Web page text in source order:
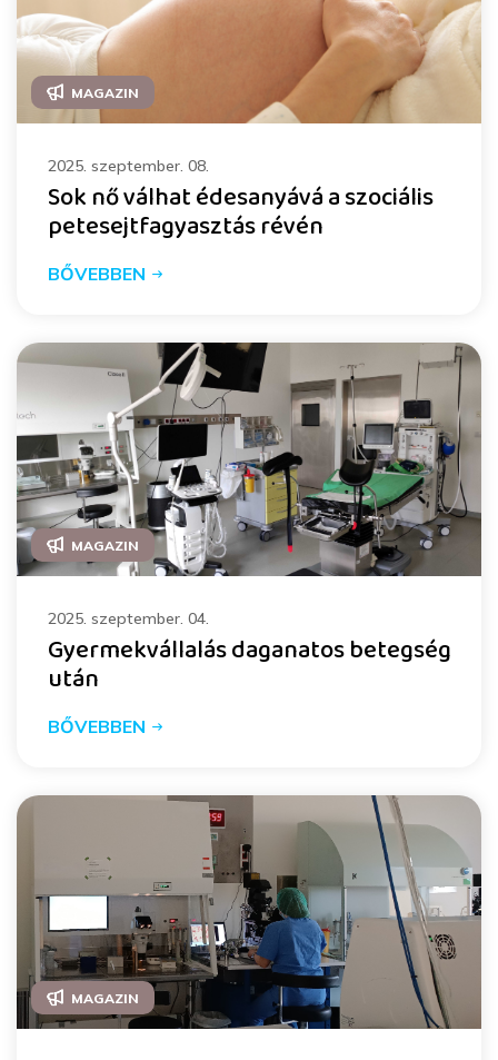
MAGAZIN
2025. szeptember. 08.
Sok nő válhat édesanyává a szociális
petesejtfagyasztás révén
BŐVEBBEN
MAGAZIN
2025. szeptember. 04.
Gyermekvállalás daganatos betegség
után
BŐVEBBEN
MAGAZIN